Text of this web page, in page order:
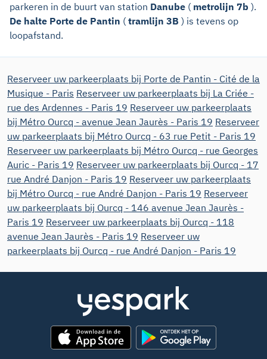
parkeren in de buurt van station Danube ( metrolijn 7b ).
De halte Porte de Pantin (tramlijn 3B ) is tevens op
loopafstand.
Reserveer uw parkeerplaats bij Porte de Pantin - Cité de la
Musique - Paris Reserveer uw parkeerplaats bij La Criée -
rue des Ardennes - Paris 19 Reserveer uw parkeerplaats
bij Métro Ourcq - avenue Jean Jaurès - Paris 19 Reserveer
uw parkeerplaats bij Métro Ourcq - 63 rue Petit - Paris 19
Reserveer uw parkeerplaats bij Métro Ourcq - rue Georges
Auric - Paris 19 Reserveer uw parkeerplaats bij Ourcq - 17
rue André Danjon - Paris 19 Reserveer uw parkeerplaats
bij Métro Ourcq - rue André Danjon - Paris 19 Reserveer
uw parkeerplaats bij Ourcq - 146 avenue Jean Jaurès -
Paris 19 Reserveer uw parkeerplaats bij Ourcq - 118
avenue Jean Jaurès - Paris 19 Reserveer uw
parkeerplaats bij Ourcq - rue André Danjon - Paris 19